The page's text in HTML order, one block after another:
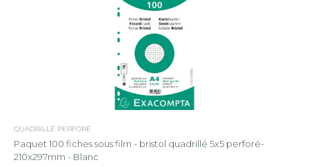
QUADRILLÉ PERFORÉ
Paquet 100 fiches sous film - bristol quadrillé 5x5 perforé-
210x297mm - Blanc